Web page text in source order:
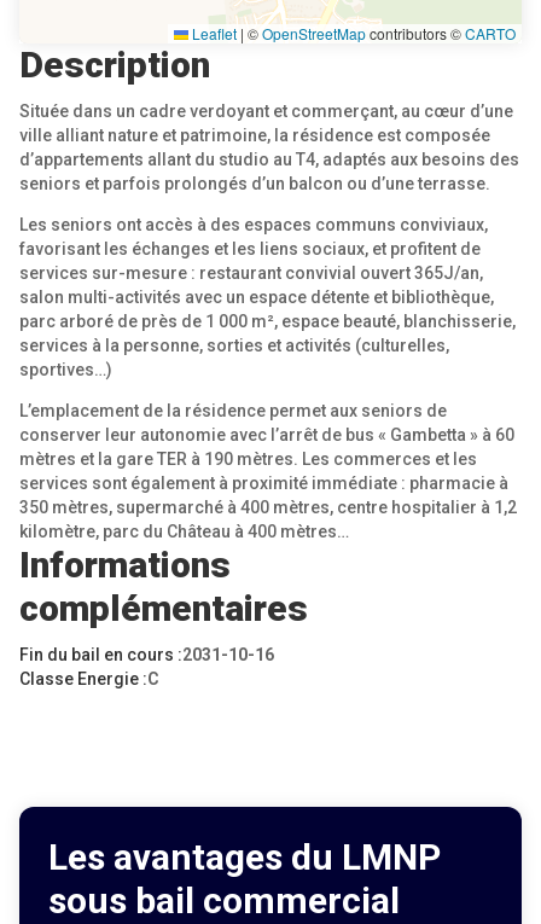
Leaflet | ©OpenStreetMapcontributors ©CARTO
Description
Située dans un cadre verdoyant et commerçant, au cœur d’une
ville alliant nature et patrimoine, la résidence est composée
d’appartements allant du studio au T4, adaptés aux besoins des
seniors et parfois prolongés d’un balcon ou d’une terrasse.
Les seniors ont accès à des espaces communs conviviaux,
favorisant les échanges et les liens sociaux, et profitent de
services sur-mesure : restaurant convivial ouvert 365J/an,
salon multi-activités avec un espace détente et bibliothèque,
parc arboré de près de 1 000 m², espace beauté, blanchisserie,
services à la personne, sorties et activités (culturelles,
sportives…)
L’emplacement de la résidence permet aux seniors de
conserver leur autonomie avec l’arrêt de bus « Gambetta » à 60
mètres et la gare TER à 190 mètres. Les commerces et les
services sont également à proximité immédiate : pharmacie à
350 mètres, supermarché à 400 mètres, centre hospitalier à 1,2
kilomètre, parc du Château à 400 mètres…
Informations
complémentaires
Fin du bail en cours :2031-10-16
Classe Energie :C
Les avantages du LMNP
sous bail commercial